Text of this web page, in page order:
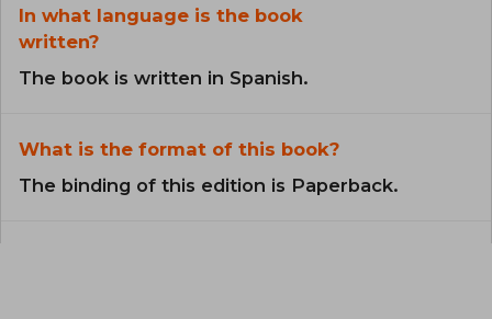
In what language is the book
written?
The book is written in Spanish.
What is the format of this book?
The binding of this edition is Paperback.